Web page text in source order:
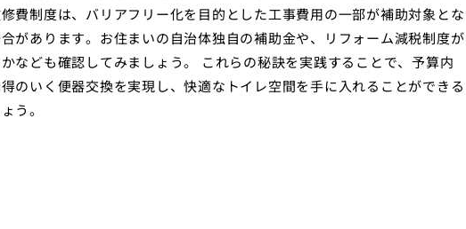
費制度は、バリアフリー化を目的とした工事費用の一部が補助対象とな
があります。お住まいの自治体独自の補助金や、リフォーム減税制度が
なども確認してみましょう。 これらの秘訣を実践することで、予算内
のいく便器交換を実現し、快適なトイレ空間を手に入れることができる
う。